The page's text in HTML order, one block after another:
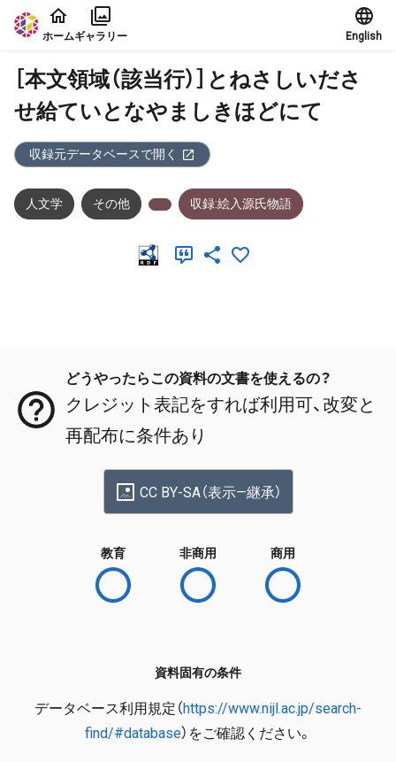
本文に飛ぶ
ホームギャラリー English
［本文領域（該当行）］とねさしいださ
せ給ていとなやましきほどにて
収録元データベースで開く
人文学 その他 収録:絵入源氏物語
どうやったらこの資料の文書を使えるの？
クレジット表記をすれば利用可、改変と
再配布に条件あり
CC BY-SA（表示—継承）
教育 非商用 商用
資料固有の条件
データベース利用規定（https://www.nijl.ac.jp/search-
find/#database）をご確認ください。